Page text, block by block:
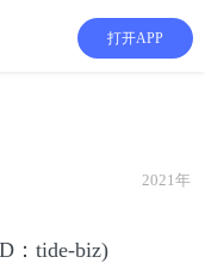
打开APP
2021年
：tide-biz)